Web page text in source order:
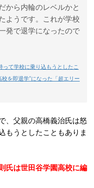
から内輪のレベルかと
ようです。これが学校
発で退学になったので
て学校に乗り込もうとしたこ
を即退学”になった「超エリー
、父親の高橋義治氏は怒
もうとしたこともありま
氏は世田谷学園高校に編